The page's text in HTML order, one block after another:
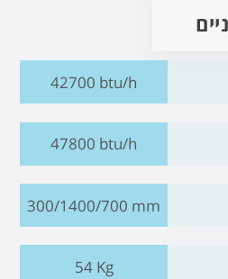
42700 btu/h
47800 btu/h
300/1400/700 mm
54 Kg